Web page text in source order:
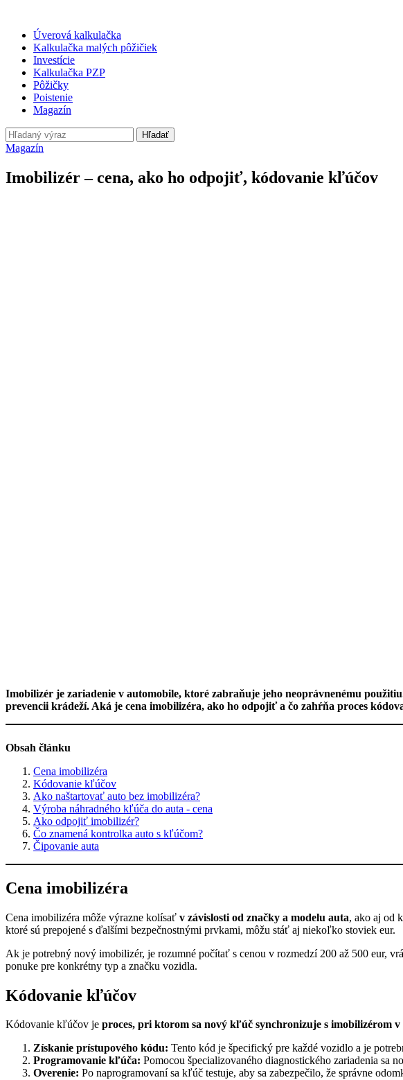
Úverová kalkulačka
Kalkulačka malých pôžičiek
Investície
Kalkulačka PZP
Pôžičky
Poistenie
Magazín
Hľadať
Magazín
Imobilizér – cena, ako ho odpojiť, kódovanie kľúčov
Imobilizér je zariadenie v automobile, ktoré zabraňuje jeho neoprávnenému
prevencii krádeží. Aká je cena imobilizéra, ako ho odpojiť a čo zahŕňa proces
Obsah článku
Cena imobilizéra
Kódovanie kľúčov
Ako naštartovať auto bez imobilizéra?
Výroba náhradného kľúča do auta - cena
Ako odpojiť imobilizér?
Čo znamená kontrolka auto s kľúčom?
Čipovanie auta
Cena imobilizéra
Cena imobilizéra môže výrazne kolísať v závislosti od značky a modelu auta, ako aj od
ktoré sú prepojené s ďalšími bezpečnostnými prvkami, môžu stáť aj niekoľko stoviek eur.
Ak je potrebný nový imobilizér, je rozumné počítať s cenou v rozmedzí 200 až 500 eur,
ponuke pre konkrétny typ a značku vozidla.
Kódovanie kľúčov
Kódovanie kľúčov je proces, pri ktorom sa nový kľúč synchronizuje s imobilizérom v
Získanie prístupového kódu: Tento kód je špecifický pre každé vozidlo a je
Programovanie kľúča: Pomocou špecializovaného diagnostického zariadenia
Overenie: Po naprogramovaní sa kľúč testuje, aby sa zabezpečilo, že správne